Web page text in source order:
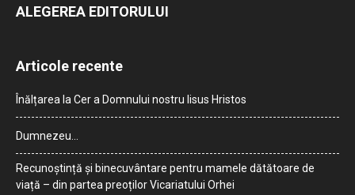
ALEGEREA EDITORULUI
Articole recente
Înălțarea la Cer a Domnului nostru Iisus Hristos
Dumnezeu…
Recunoștință și binecuvântare pentru mamele dătătoare de
viață – din partea preoților Vicariatului Orhei